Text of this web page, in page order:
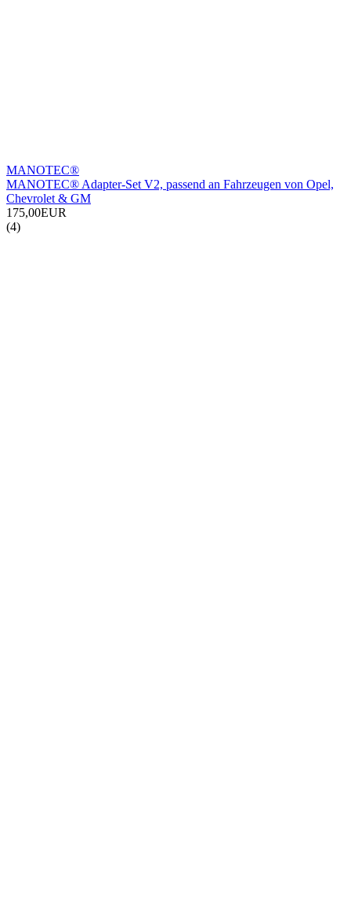
MANOTEC®
MANOTEC® Adapter-Set V2, passend an Fahrzeugen von Opel,
Chevrolet & GM
175,00EUR
(4)